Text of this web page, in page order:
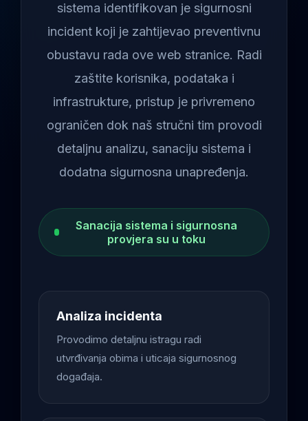
sistema identifikovan je sigurnosni
incident koji je zahtijevao preventivnu
obustavu rada ove web stranice. Radi
zaštite korisnika, podataka i
infrastrukture, pristup je privremeno
ograničen dok naš stručni tim provodi
detaljnu analizu, sanaciju sistema i
dodatna sigurnosna unapređenja.
Sanacija sistema i sigurnosna
provjera su u toku
Analiza incidenta
Provodimo detaljnu istragu radi
utvrđivanja obima i uticaja sigurnosnog
događaja.